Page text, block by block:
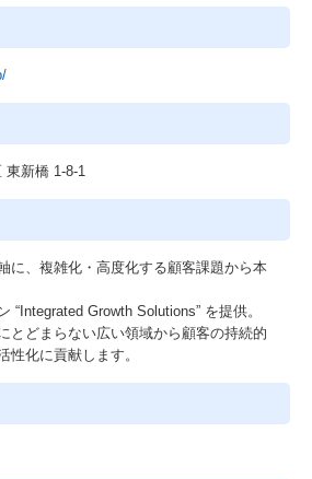
東新橋 1-8-1
に、複雑化・高度化する顧客課題から本
“Integrated Growth Solutions” を提供。
とどまらない広い領域から顧客の持続的
性化に貢献します。